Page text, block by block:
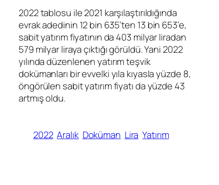
2022 tablosu ile 2021 karşılaştırıldığında
evrak adedinin 12 bin 635’ten 13 bin 653’e,
sabit yatırım fiyatının da 403 milyar liradan
579 milyar liraya çıktığı görüldü. Yani 2022
yılında düzenlenen yatırım teşvik
dokümanları bir evvelki yıla kıyasla yüzde 8,
öngörülen sabit yatırım fiyatı da yüzde 43
artmış oldu.
2022 Aralık Doküman Lira Yatırım